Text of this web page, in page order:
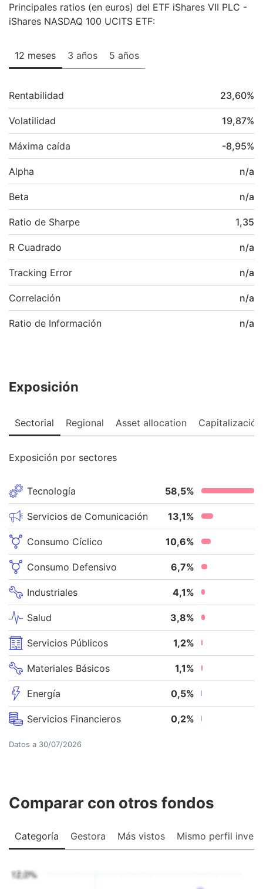
Principales ratios (en euros) del ETF iShares VII PLC -
iShares NASDAQ 100 UCITS ETF:
12 meses 3 años 5 años
Rentabilidad 23,60%
Volatilidad 19,87%
Máxima caída -8,95%
Alpha n/a
Beta n/a
Ratio de Sharpe 1,35
R Cuadrado n/a
Tracking Error n/a
Correlación n/a
Ratio de Información n/a
Exposición
Sectorial Regional Asset allocation Capitalización
Exposición por sectores
Tecnología 58,5%
Servicios de Comunicación 13,1%
Consumo Cíclico 10,6%
Consumo Defensivo 6,7%
Industriales 4,1%
Salud 3,8%
Servicios Públicos 1,2%
Materiales Básicos 1,1%
Energía 0,5%
Servicios Financieros 0,2%
Datos a 30/07/2026
Comparar con otros fondos
Categoría Gestora Más vistos Mismo perfil